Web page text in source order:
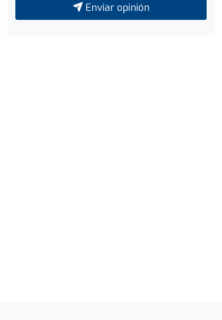
Enviar opinión